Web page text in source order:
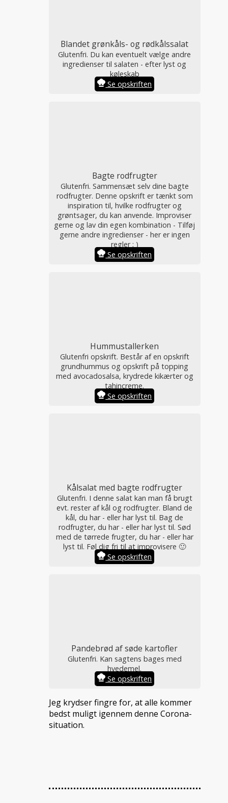
Blandet grønkåls- og rødkålssalat
Glutenfri. Du kan eventuelt vælge andre
ingredienser til salaten - efter lyst og
køleskab
Se opskriften
Bagte rodfrugter
Glutenfri. Sammensæt selv dine bagte
rodfrugter. Denne opskrift er tænkt som
inspiration til, hvilke rodfrugter og
grøntsager, du kan anvende. Improviser
gerne og lav din egen kombination - Tilføj
gerne andre ingredienser - her er ingen
regler ; )
Se opskriften
Hummustallerken
Glutenfri opskrift. Består af en opskrift
grundhummus og opskrift på topping
med avocadosalsa, krydrede kikærter og
tahincreme.
Se opskriften
Kålsalat med bagte rodfrugter
Glutenfri. I denne salat kan man få brugt
evt. rester af kål og rodfrugter. Bland de
kål, du har - eller har lyst til. Bag de
rodfrugter, du har - eller har lyst til. Sød
med de tørrede frugter, du har - eller har
lyst til. Føl dig fri til at improvisere 🙂
Se opskriften
Pandebrød af søde kartofler
Glutenfri. Kan sagtens bages med
hvedemel.
Se opskriften
Jeg krydser fingre for, at alle kommer
bedst muligt igennem denne Corona-
situation.